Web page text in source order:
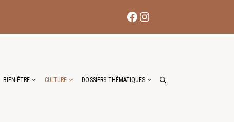
Facebook
Instagram
BIEN-ÊTRE CULTURE DOSSIERS THÉMATIQUES